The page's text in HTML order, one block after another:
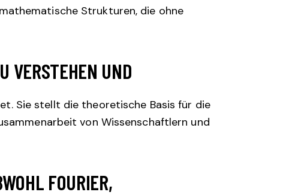
Strukturen, die ohne
VERSTEHEN UND
Sie stellt die theoretische Basis für die
von Wissenschaftlern und
FOURIER,